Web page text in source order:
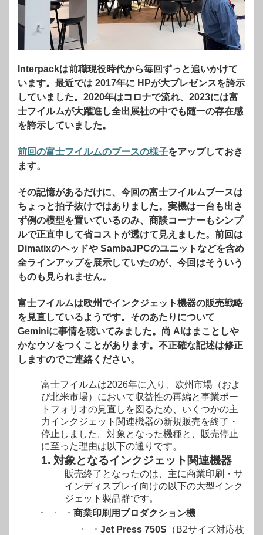
Interpackは前職現役時代から毎回ずっと追いかけて
います。最近では 2017年に HPが大プレゼンスを誇示
していました。2020年はコロナで流れ、2023には富
士フイルムが大躍進し全出展社の中でも随一の存在感
を誇示していました。
前回の富士フイルムのブースの様子をアップしておき
ます。
その記憶があるだけに、今回の富士フイルムブースは
ちょっと拍子抜けではありました。実機は一台も出さ
ず例の模型を置いているのみ、商談コーナーもシンプ
ルで正直申して省コストが透けて見えました。前回は
Dimatixのヘッドや SambaJPCのユニットなどを含め
全ラインアップを展示していたのが、今回はそういう
ものも見られません。
富士フイルムは欧州でインクジェット機器の販売戦略
を見直しているようです。そのあたりについて
Geminiに事情を聴いてみました。尚 AIはまことしや
かなウソをつくことがあります。不正確な記述は修正
しますのでご連絡ください。
富士フイルムは2026年に入り、欧州市場（およ
び北米市場）において収益性の再編と事業ポー
トフォリオの見直しを図るため、いくつかの主
力インクジェット関連機器の新規販売を終了・
停止しました。対象となった機種と、販売停止
に至った理由は以下の通りです。
1. 対象となるインクジェット関連機器
販売終了となったのは、主に商業印刷・サ
インディスプレイ向けの以下の大型インク
ジェット製品群です。
商業印刷用プロダクション機
Jet Press 750S （B2サイズ対応枚